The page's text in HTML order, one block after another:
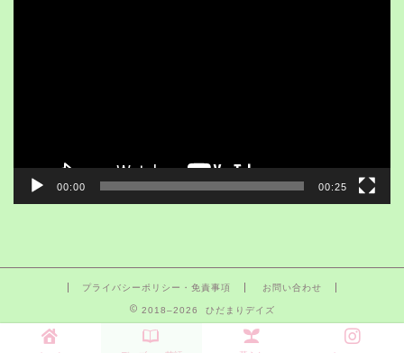
00:00 00:25
プライバシーポリシー・免責事項 お問い合わせ
2018–2026 ひだまりデイズ